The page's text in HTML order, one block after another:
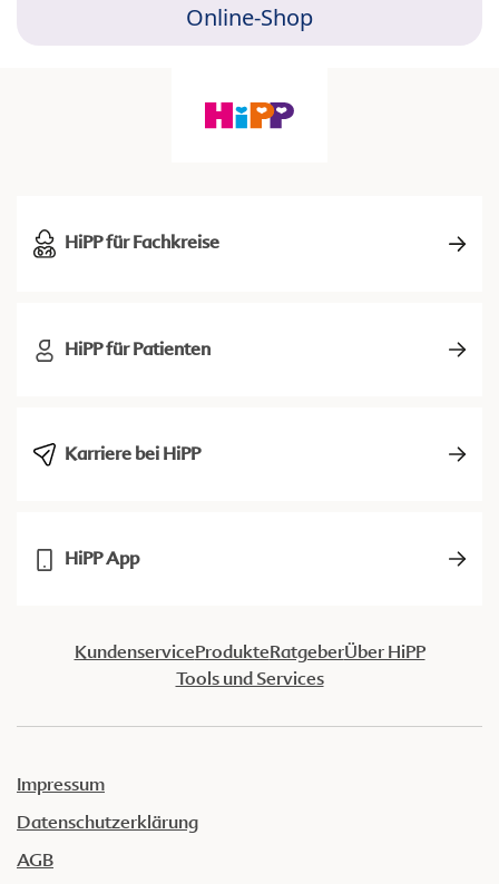
Online-Shop
HiPP für Fachkreise
HiPP für Patienten
Karriere bei HiPP
HiPP App
KundenserviceProdukteRatgeberÜber HiPP
Tools und Services
Impressum
Datenschutzerklärung
AGB